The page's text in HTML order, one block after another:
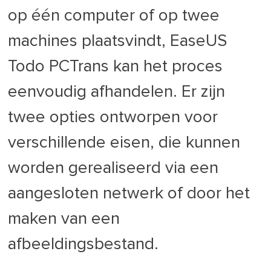
op één computer of op twee
machines plaatsvindt, EaseUS
Todo PCTrans kan het proces
eenvoudig afhandelen. Er zijn
twee opties ontworpen voor
verschillende eisen, die kunnen
worden gerealiseerd via een
aangesloten netwerk of door het
maken van een
afbeeldingsbestand.